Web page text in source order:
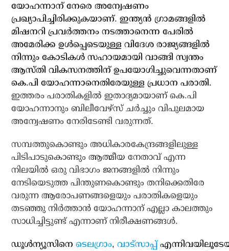
യോഹന്നാന് നേരെ അന്വേഷണം
പ്രഖ്യാപിച്ചിരിക്കുകയാണ്. ഇന്ത്യന്‍ ഗ്രാമങ്ങളില്‍
മിഷനറി പ്രവര്‍ത്തനം നടത്താനെന്ന പേരില്‍
അമേരിക്ക ഉള്‍പ്പെടെയുള്ള വിദേശ രാജ്യങ്ങളില്‍
നിന്നും കോടികള്‍ സഹായമായി വാങ്ങി സ്വന്തം
ആസ്തി വികസനത്തിന് ഉപയോഗിച്ചുവെന്നതാണ്
കെ.പി യോഹന്നാനെതിരേയുള്ള പ്രധാന പരാതി.
ഇത്തരം പരാതികളില്‍ ഇതാദ്യമായാണ് കെ.പി
യോഹന്നാനും ബിലീവേഴ്‌സ് ചര്‍ച്ചും വിപുലമായ
അന്വേഷണം നേരിടേണ്ടി വരുന്നത്.
സമ്പത്തുകൊണ്ടും അധികാരകേന്ദ്രങ്ങളിലുള്ള
പിടിപാടുകൊണ്ടും ആത്മീയ നേതാവ് എന്ന
നിലയില്‍ ഒരു വിഭാഗം ജനങ്ങളില്‍ നിന്നും
നേടിയെടുത്ത പിന്തുണകൊണ്ടും തനിക്കെതിരേ
വരുന്ന ആരോപണങ്ങളെയും പരാതികളെയും
തടഞ്ഞു നിര്‍ത്താന്‍ യോഹന്നാന് എല്ലാ കാലത്തും
സാധിച്ചിട്ടുണ്ട് എന്നാണ് നിരീക്ഷണങ്ങള്‍.
ഡൂള്‍ന്യൂസിനെടെലഗ്രാം,വാട്‌സാപ്പ്